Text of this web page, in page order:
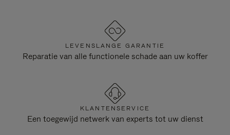
LEVENSLANGE GARANTIE
Reparatie van alle functionele schade aan uw koffer
KLANTENSERVICE
Een toegewijd netwerk van experts tot uw dienst